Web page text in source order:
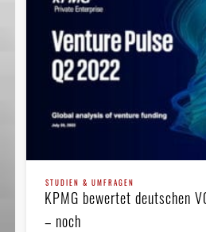
STUDIEN & UMFRAGEN
KPMG bewertet deutschen
– noch